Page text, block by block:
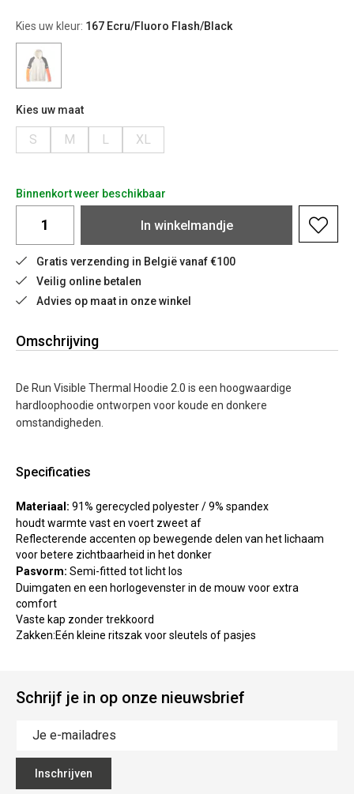
Kies uw kleur: 167 Ecru/Fluoro Flash/Black
Kies uw maat
S M L XL
Binnenkort weer beschikbaar
In winkelmandje
Gratis verzending in België vanaf €100
Veilig online betalen
Advies op maat in onze winkel
Omschrijving
De Run Visible Thermal Hoodie 2.0 is een hoogwaardige
hardloophoodie ontworpen voor koude en donkere
omstandigheden.
Specificaties
Materiaal: 91% gerecycled polyester / 9% spandex
houdt warmte vast en voert zweet af
Reflecterende accenten op bewegende delen van het lichaam
voor betere zichtbaarheid in het donker
Pasvorm: Semi-fitted tot licht los
Duimgaten en een horlogevenster in de mouw voor extra
comfort
Vaste kap zonder trekkoord
Zakken:Eén kleine ritszak voor sleutels of pasjes
Schrijf je in op onze nieuwsbrief
Inschrijven